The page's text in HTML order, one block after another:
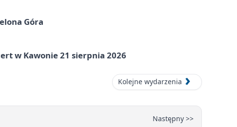
Góra
w Kawonie 21 sierpnia 2026
Kolejne wydarzenia
Następny >>